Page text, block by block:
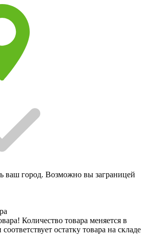
ваш город. Возможно вы заграницей
Количество товара меняется в
остатку товара на складе